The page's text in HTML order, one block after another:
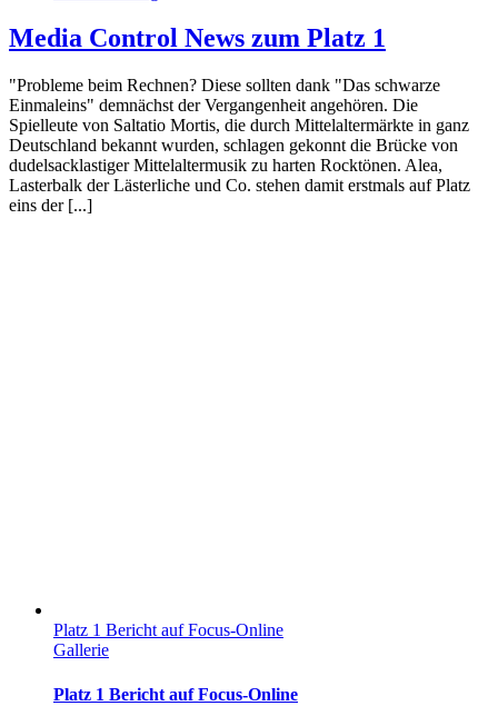
Media Control News zum Platz 1
"Probleme beim Rechnen? Diese sollten dank "Das schwarze
Einmaleins" demnächst der Vergangenheit angehören. Die
Spielleute von Saltatio Mortis, die durch Mittelaltermärkte in ganz
Deutschland bekannt wurden, schlagen gekonnt die Brücke von
dudelsacklastiger Mittelaltermusik zu harten Rocktönen. Alea,
Lasterbalk der Lästerliche und Co. stehen damit erstmals auf Platz
eins der [...]
Platz 1 Bericht auf Focus-Online
Gallerie
Platz 1 Bericht auf Focus-Online